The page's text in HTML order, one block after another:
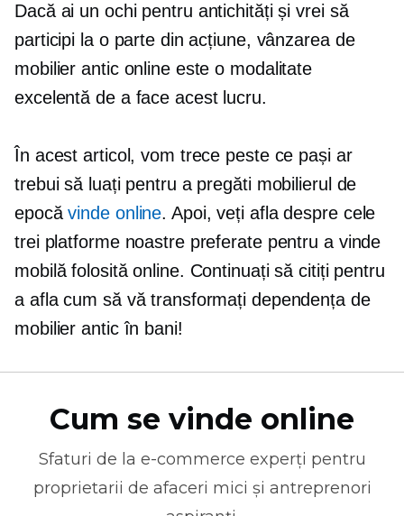
Dacă ai un ochi pentru antichități și vrei să
participi la o parte din acțiune, vânzarea de
mobilier antic online este o modalitate
excelentă de a face acest lucru.
În acest articol, vom trece peste ce pași ar
trebui să luați pentru a pregăti mobilierul de
epocăvinde online. Apoi, veți afla despre cele
trei platforme noastre preferate pentru a vinde
mobilă folosită online. Continuați să citiți pentru
a afla cum să vă transformați dependența de
mobilier antic în bani!
Cum se vinde online
Sfaturi de la e-commerce experți pentru
proprietarii de afaceri mici și antreprenori